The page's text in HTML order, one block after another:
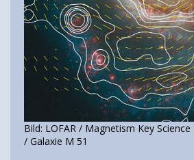
Bild: LOFAR / Magnetism Key
/ Galaxie M 51